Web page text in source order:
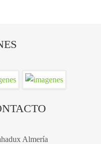
Almería